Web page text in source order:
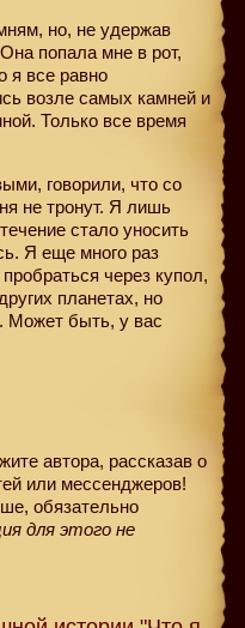
но, не удержав
попала мне в рот,
я все равно
возле самых камней и
Только все время
говорили, что со
не тронут. Я лишь
стало уносить
Я еще много раз
через купол,
планетах, но
Может быть, у вас
автора, рассказав о
или мессенджеров!
обязательно
для этого не